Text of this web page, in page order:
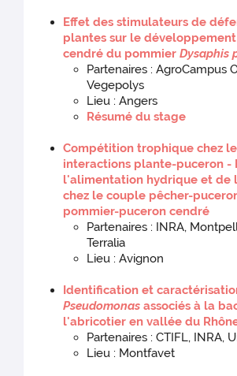
Effet des stimulateurs de
plantes sur le
cendré du pommierDysaphis
Partenaires : AgroCampus
Vegepolys
Lieu : Angers
Résumé du stage
Compétition trophique chez
interactions plante-puceron -
l'alimentation hydrique et de
chez le couple pêcher-
pommier-puceron cendré
Partenaires : INRA,
Terralia
Lieu : Avignon
Identification et
Pseudomonas associés à la
l'abricotier en vallée du
Partenaires : CTIFL, INRA,
Lieu : Montfavet